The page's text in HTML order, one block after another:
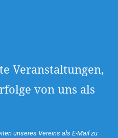
Veranstaltungen,
von uns als
unseres Vereins als E-Mail zu